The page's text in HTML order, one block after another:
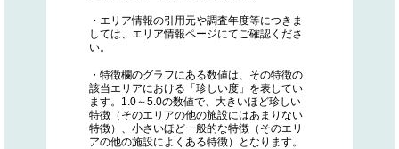
・エリア情報の引用元や調査年度等につきま
しては、エリア情報ページにてご確認くださ
い。
・特徴欄のグラフにある数値は、その特徴の
該当エリアにおける「珍しい度」を表してい
ます。1.0～5.0の数値で、大きいほど珍しい
特徴（そのエリアの他の施設にはあまりない
特徴）、小さいほど一般的な特徴（そのエリ
アの他の施設によくある特徴）となります。